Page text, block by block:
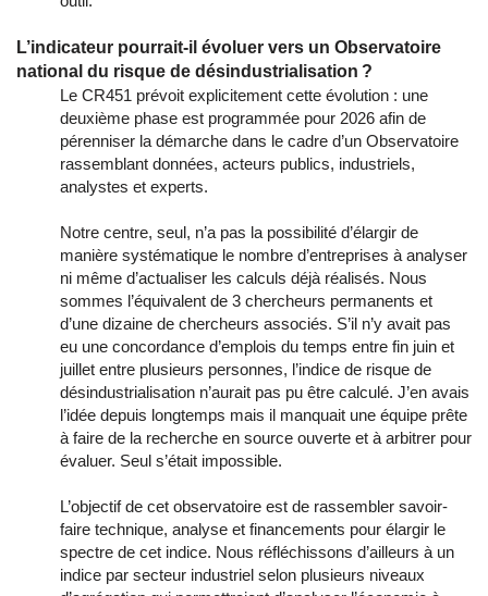
L’indicateur pourrait-il évoluer vers un Observatoire
national du risque de désindustrialisation ?
Le CR451 prévoit explicitement cette évolution : une
deuxième phase est programmée pour 2026 afin de
pérenniser la démarche dans le cadre d’un Observatoire
rassemblant données, acteurs publics, industriels,
analystes et experts.
Notre centre, seul, n’a pas la possibilité d’élargir de
manière systématique le nombre d’entreprises à analyser
ni même d’actualiser les calculs déjà réalisés. Nous
sommes l’équivalent de 3 chercheurs permanents et
d’une dizaine de chercheurs associés. S’il n’y avait pas
eu une concordance d’emplois du temps entre fin juin et
juillet entre plusieurs personnes, l’indice de risque de
désindustrialisation n’aurait pas pu être calculé. J’en avais
l’idée depuis longtemps mais il manquait une équipe prête
à faire de la recherche en source ouverte et à arbitrer pour
évaluer. Seul s’était impossible.
L’objectif de cet observatoire est de rassembler savoir-
faire technique, analyse et financements pour élargir le
spectre de cet indice. Nous réfléchissons d’ailleurs à un
indice par secteur industriel selon plusieurs niveaux